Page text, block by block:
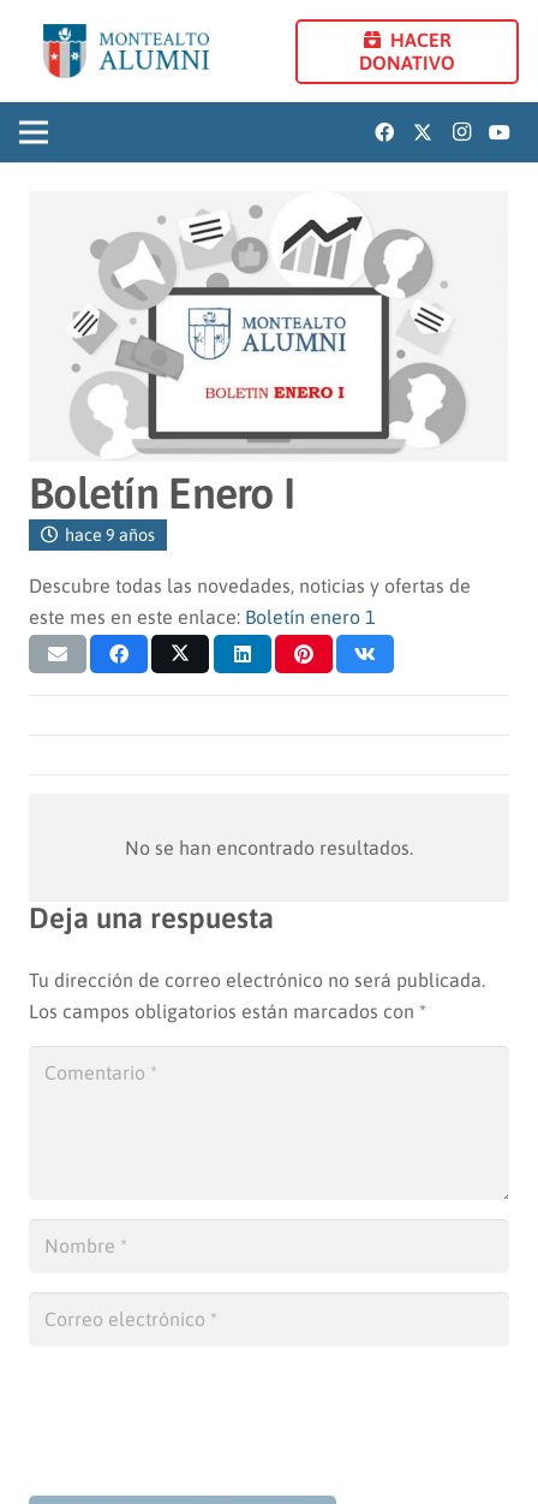
HACER
DONATIVO
Boletín Enero I
hace 9 años
Descubre todas las novedades, noticias y ofertas de
este mes en este enlace: Boletín enero 1
No se han encontrado resultados.
Deja una respuesta
Tu dirección de correo electrónico no será publicada.
Los campos obligatorios están marcados con *